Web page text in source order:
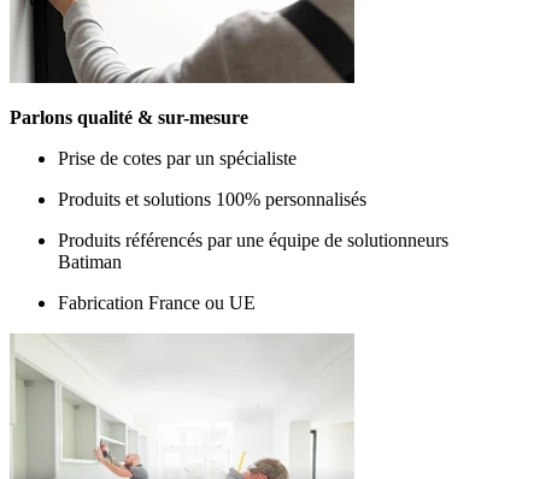
Parlons qualité & sur-mesure
Prise de cotes par un spécialiste
Produits et solutions 100% personnalisés
Produits référencés par une équipe de solutionneurs
Batiman
Fabrication France ou UE